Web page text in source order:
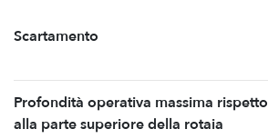
Scartamento
Profondità operativa massima rispetto
alla parte superiore della rotaia